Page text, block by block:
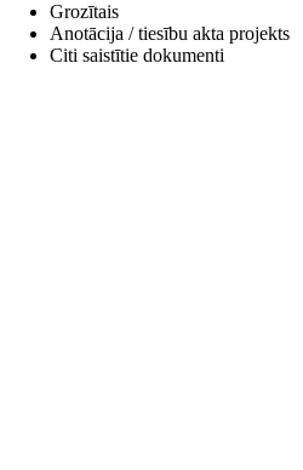
Grozītais
Anotācija / tiesību akta projekts
Citi saistītie dokumenti